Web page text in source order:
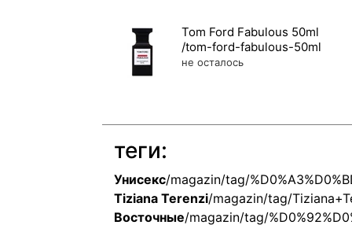
Tom Ford Fabulous 50ml
не осталось
теги:
Унисекс/magazin/tag/
Tiziana Terenzi/magazin/tag/
Восточные/magazin/tag/